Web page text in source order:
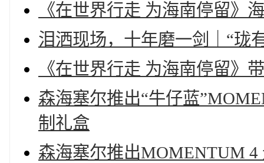
《在世界行走 为海南停留》
泪洒现场，十年磨一剑｜“珑
《在世界行走 为海南停留
森海塞尔推出“牛仔蓝
制礼盒
森海塞尔推出MOMENTUM